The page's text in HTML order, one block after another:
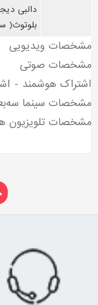
دالبی
بلوتوث(
مشخصات ویدیویی
مشخصات صوتی
اشتراک هوشمند -
مشخصات سینما
مشخصات تلویزیون